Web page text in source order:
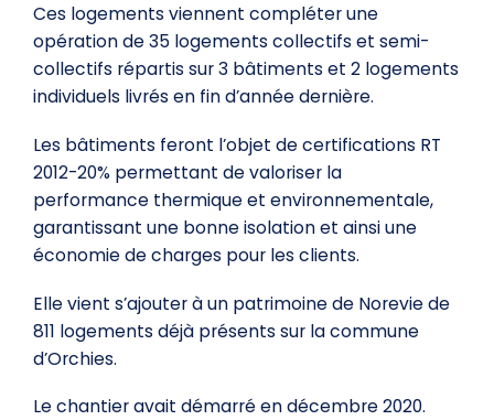
Ces logements viennent compléter une
opération de 35 logements collectifs et semi-
collectifs répartis sur 3 bâtiments et 2 logements
individuels livrés en fin d’année dernière.
Les bâtiments feront l’objet de certifications RT
2012-20% permettant de valoriser la
performance thermique et environnementale,
garantissant une bonne isolation et ainsi une
économie de charges pour les clients.
Elle vient s’ajouter à un patrimoine de Norevie de
811 logements déjà présents sur la commune
d’Orchies.
Le chantier avait démarré en décembre 2020.